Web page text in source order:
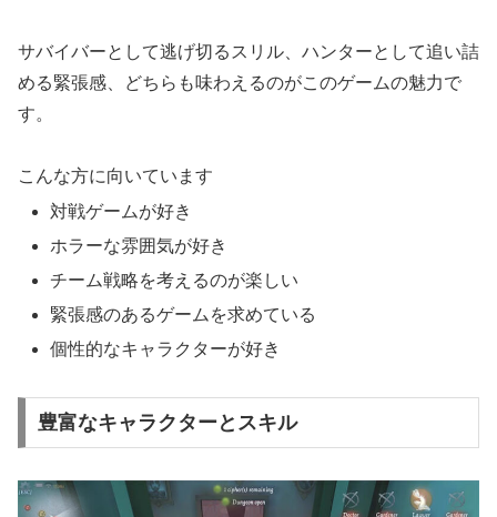
サバイバーとして逃げ切るスリル、ハンターとして追い詰
める緊張感、どちらも味わえるのがこのゲームの魅力で
す。
こんな方に向いています
対戦ゲームが好き
ホラーな雰囲気が好き
チーム戦略を考えるのが楽しい
緊張感のあるゲームを求めている
個性的なキャラクターが好き
豊富なキャラクターとスキル